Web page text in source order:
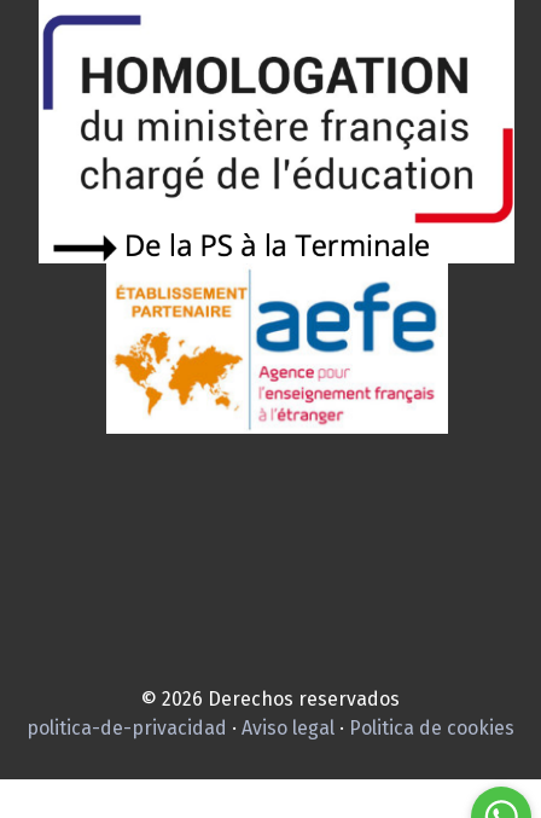
© 2026 Derechos reservados
politica-de-privacidad · Aviso legal · Politica de cookies